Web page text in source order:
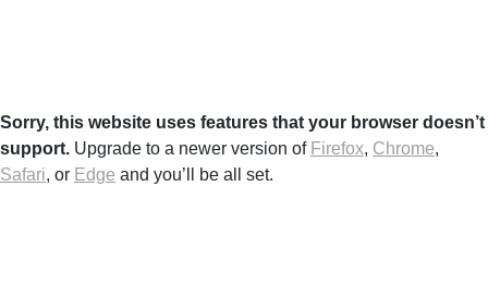
Sorry, this website uses features that your browser doesn’t
support. Upgrade to a newer version of Firefox, Chrome,
Safari, or Edge and you’ll be all set.